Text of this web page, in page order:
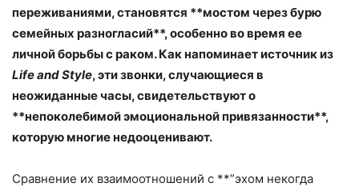
переживаниями, становятся **мостом через бурю
семейных разногласий**, особенно во время ее
личной борьбы с раком. Как напоминает источник из
Life and Style, эти звонки, случающиеся в
неожиданные часы, свидетельствуют о
**непоколебимой эмоциональной привязанности**,
которую многие недооценивают.
Сравнение их взаимоотношений с **”эхом некогда